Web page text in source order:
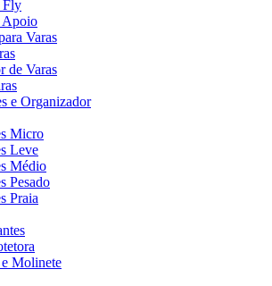
Fly
Apoio
Varas
de Varas
e Organizador
Micro
Leve
Médio
Pesado
Praia
Molinete